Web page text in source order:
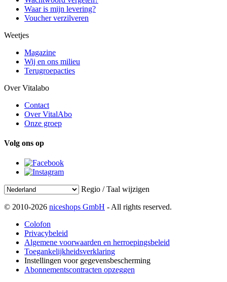
Waar is mijn levering?
Voucher verzilveren
Weetjes
Magazine
Wij en ons milieu
Terugroepacties
Over Vitalabo
Contact
Over VitalAbo
Onze groep
Volg ons op
Regio / Taal wijzigen
© 2010-2026 niceshops GmbH - All rights reserved.
Colofon
Privacybeleid
Algemene voorwaarden en herroepingsbeleid
Toegankelijkheidsverklaring
Instellingen voor gegevensbescherming
Abonnementscontracten opzeggen